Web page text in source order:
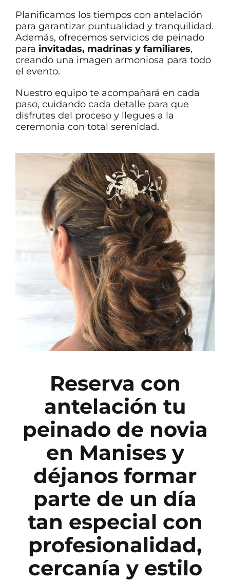
Planificamos los tiempos con antelación
para garantizar puntualidad y tranquilidad.
Además, ofrecemos servicios de peinado
para invitadas, madrinas y familiares,
creando una imagen armoniosa para todo
el evento.
Nuestro equipo te acompañará en cada
paso, cuidando cada detalle para que
disfrutes del proceso y llegues a la
ceremonia con total serenidad.
Reserva con
antelación tu
peinado de novia
en Manisesy
déjanos formar
parte de un día
tan especial con
profesionalidad,
cercanía y estilo